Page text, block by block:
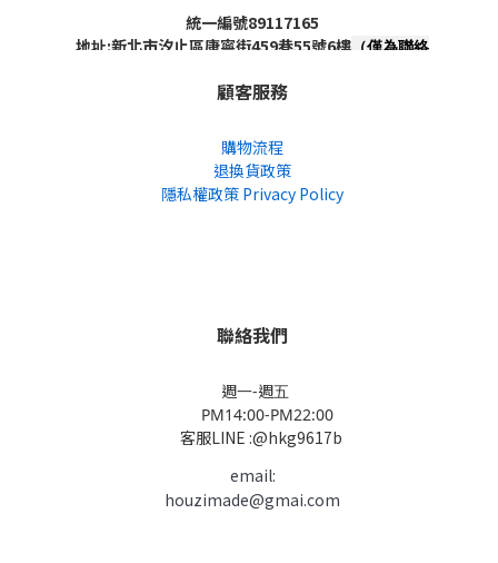
統一編號89117165
地址:新北市汐止區康寧街459巷55號6樓 （僅為聯絡
顧客服務
購物流程
退換貨政策
隱私權政策 Privacy Policy
聯絡我們
週一-週五
PM14:00-PM22:00
客服LINE :@hkg9617b
email:
houzimade@gmai.com